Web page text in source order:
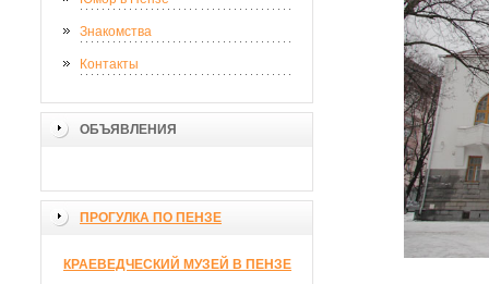
Знакомства
Контакты
ОБЪЯВЛЕНИЯ
ПРОГУЛКА ПО ПЕНЗЕ
КРАЕВЕДЧЕСКИЙ МУЗЕЙ В ПЕНЗЕ